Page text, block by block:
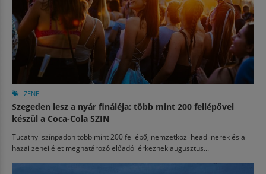
ZENE
Szegeden lesz a nyár fináléja: több mint 200 fellépővel
készül a Coca-Cola SZIN
Tucatnyi színpadon több mint 200 fellépő, nemzetközi headlinerek és a
hazai zenei élet meghatározó előadói érkeznek augusztus...